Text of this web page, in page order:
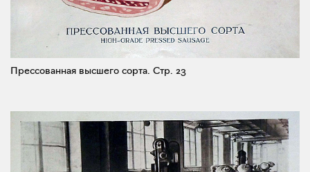
Прессованная высшего сорта. Стр. 23